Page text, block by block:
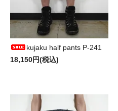
kujaku half pants P-241
18,150円(税込)